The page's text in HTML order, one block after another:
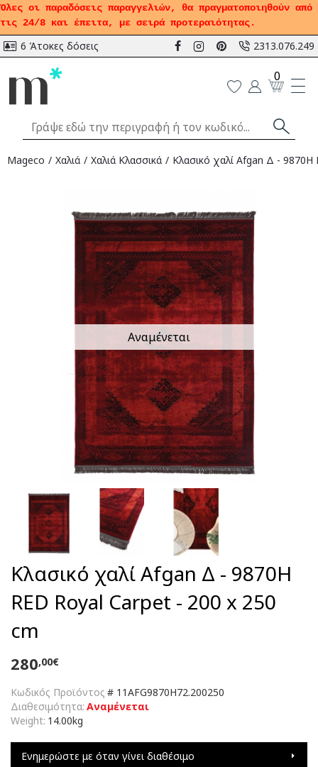
Όλες οι παραδόσεις παραγγελιών, θα πραγματοποιηθούν από
τις 24/8 και έπειτα, με σειρά προτεραιότητας.
6 Άτοκες δόσεις 2313.076.249
0
Mageco Χαλιά Χαλιά Κλασσικά Κλασικό χαλί Afgan Δ -
Αναμένεται
Κλασικό χαλί Afgan Δ - 9870H
RED Royal Carpet - 200 x 250
cm
Κωδικός Προϊόντος # 11AFG9870H72.200250
Διαθεσιμότητα: Αναμένεται
Weight: 14.00kg
280,00€
Ενημερώστε με όταν γίνει διαθέσιμο